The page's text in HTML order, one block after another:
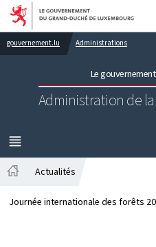
Aller au
Aller au
gouvernement.lu Administrations
Le
Administration de
MENU
PRINCIPAL
Actualités
Journée internationale des forêts